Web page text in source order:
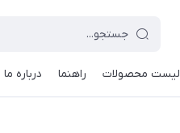
لیست محصولات راهنما درباره ما